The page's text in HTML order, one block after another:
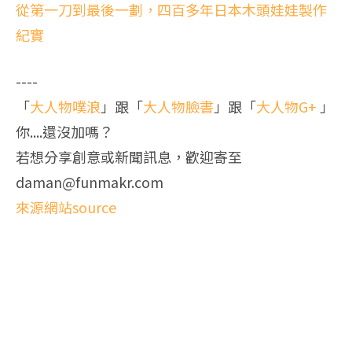
從第一刀到最後一劃，四百多年日本木頭娃娃製作
紀實
----
「大人物噗浪」跟「大人物臉書」跟「大人物G+ 」
你....還沒加嗎？
若想分享創意或新聞訊息，歡迎寄至
daman@funmakr.com
來源網站source